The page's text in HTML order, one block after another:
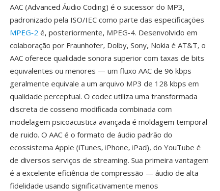
AAC (Advanced Áudio Coding) é o sucessor do MP3,
padronizado pela ISO/IEC como parte das especificações
MPEG-2 é, posteriormente, MPEG-4. Desenvolvido em
colaboração por Fraunhofer, Dolby, Sony, Nokia é AT&T, o
AAC oferece qualidade sonora superior com taxas de bits
equivalentes ou menores — um fluxo AAC de 96 kbps
geralmente equivale a um arquivo MP3 de 128 kbps em
qualidade perceptual. O codec utiliza uma transformada
discreta de cosseno modificada combinada com
modelagem psicoacustica avançada é moldagem temporal
de ruido. O AAC é o formato de áudio padrão do
ecossistema Apple (iTunes, iPhone, iPad), do YouTube é
de diversos serviços de streaming. Sua primeira vantagem
é a excelente eficiência de compressão — áudio de alta
fidelidade usando significativamente menos